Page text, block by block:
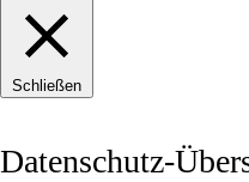
Schließen
Datenschutz-